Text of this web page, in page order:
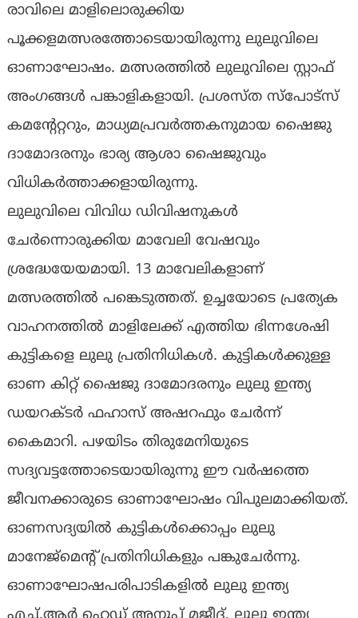
രാവിലെ മാളിലൊരുക്കിയ
പൂക്കളമത്സരത്തോടെയായിരുന്നു ലുലുവിലെ
ഓണാഘോഷം. മത്സരത്തിൽ ലുലുവിലെ സ്റ്റാഫ്
അം​ഗങ്ങൾ പങ്കാളികളായി. പ്രശസ്ത സ്പോട്സ്
കമന്റേറ്ററും, മാധ്യമപ്രവർത്തകനുമായ ഷൈജു
ദാമോദരനും ഭാര്യ ആശാ ഷൈജുവും
വിധികർത്താക്കളായിരുന്നു.
ലുലുവിലെ വിവിധ ഡിവിഷനുകൾ
ചേർന്നൊരുക്കിയ മാവേലി വേഷവും
ശ്രദ്ധേയേയമായി. 13 മാവേലികളാണ്
മത്സരത്തിൽ പങ്കെടുത്തത്. ഉച്ചയോടെ പ്രത്യേക
വാഹനത്തിൽ മാളിലേക്ക് എത്തിയ ഭിന്നശേഷി
കുട്ടികളെ ലുലു പ്രതിനിധികൾ. കുട്ടികൾക്കുള്ള
ഓണ കിറ്റ് ഷൈജു ദാമോദരനും ലുലു ഇന്ത്യ
ഡയറക്ടർ ഫഹാസ് അഷറഫും ചേർന്ന്
കൈമാറി. പഴയിടം തിരുമേനിയുടെ
സദ്യവട്ടത്തോടെയായിരുന്നു ഈ വർഷത്തെ
ജീവനക്കാരുടെ ഓണാഘോഷം വിപുലമാക്കിയത്.
ഓണസദ്യയിൽ കുട്ടികൾക്കൊപ്പം ലുലു
മാനേജ്മെന്റ് പ്രതിനിധികളും പങ്കുചേർന്നു.
ഓണാഘോഷപരിപാടികളിൽ ലുലു ഇന്ത്യ